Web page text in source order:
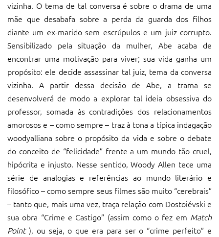
vizinha. O tema de tal conversa é sobre o drama de uma
mãe que desabafa sobre a perda da guarda dos filhos
diante um ex-marido sem escrúpulos e um juiz corrupto.
Sensibilizado pela situação da mulher, Abe acaba de
encontrar uma motivação para viver; sua vida ganha um
propósito: ele decide assassinar tal juiz, tema da conversa
vizinha. A partir dessa decisão de Abe, a trama se
desenvolverá de modo a explorar tal ideia obsessiva do
professor, somada às contradições dos relacionamentos
amorosos e – como sempre – traz à tona a típica indagação
woodyalliana sobre o propósito da vida e sobre o debate
do conceito de “felicidade” frente a um mundo tão cruel,
hipócrita e injusto. Nesse sentido, Woody Allen tece uma
série de analogias e referências ao mundo literário e
filosófico – como sempre seus filmes são muito “cerebrais”
– tanto que, mais uma vez, traça relação com Dostoiévski e
sua obra “Crime e Castigo” (assim como o fez em Match
Point), ou seja, o que era para ser o “crime perfeito” e